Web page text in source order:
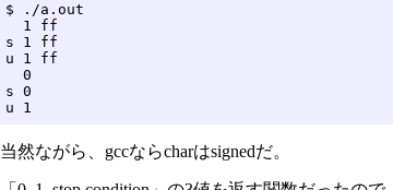
$ ./a.out
  1 ff
s 1 ff
u 1 ff
  0
s 0
u 1
当然ながら、gccならcharはsignedだ。